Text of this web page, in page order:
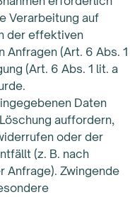
Verarbeitung auf
der effektiven
(Art. 6 Abs. 1
(Art. 6 Abs. 1 lit. a
Daten
auffordern,
oder der
(z. B. nach
Anfrage). Zwingende